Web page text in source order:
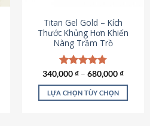
chọn
trên
trang
sản
phẩm
Titan Gel Gold – Kích
Thước Khủng Hơn Khiến
Nàng Trầm Trồ
Được xếp
hạng4.79
5 sao
340,000₫ – 680,000₫
LỰA CHỌN TÙY CHỌN